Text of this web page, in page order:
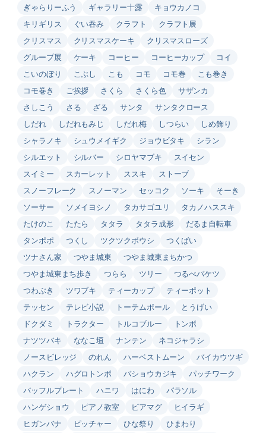
ぎゃらりーふう
ギャラリー十露
キョウカノコ
キリギリス
ぐい吞み クラフト
クラフト展
クリスマス
クリスマスケーキ
クリスマスローズ
グループ展
ケーキ コーヒー コーヒーカップ
コイ
こいのぼり
こぶし こも コモ コモ巻
こも巻き
コモ巻き
ご挨拶 さくら さくら色
サザンカ
さしこう
さる ざる サンタ
サンタクロース
しだれ
しだれもみじ しだれ梅 しつらい
しめ飾り
シャラノキ
シュウメイギク ジョウビタキ
シラン
シルエット
シルバー シロヤマブキ
スイセン
スイミー
スカーレット ススキ
ストーブ
スノーフレーク
スノーマン セッコク ソーキ
そーき
ソーサー
ソメイヨシノ タカサゴユリ
タカノハススキ
たけのこ
たたら タタラ タタラ成形
だるま自転車
タンポポ
つくし ツクツクボウシ
つくばい
ツナさん家
つやま城東
つやま城東まちかつ
つやま城東まち歩き
つらら ツリー
つるべバケツ
つわぶき
ツワブキ ティーカップ
ティーポット
テッセン
テレビ小説 トーテムポール
とうげい
ドクダミ
トラクター トルコブルー
トンボ
ナツツバキ
ななこ垣 ナンテン
ネコジャラシ
ノースビレッジ
のれん ハーベストムーン
バイカウツギ
ハクラン
ハグロトンボ バショウカジキ
パッチワーク
バッフルプレート
ハニワ はにわ
パラソル
ハンゲショウ
ピアノ教室 ビアマグ
ヒイラギ
ヒガンバナ
ピッチャー ひな祭り
ひまわり